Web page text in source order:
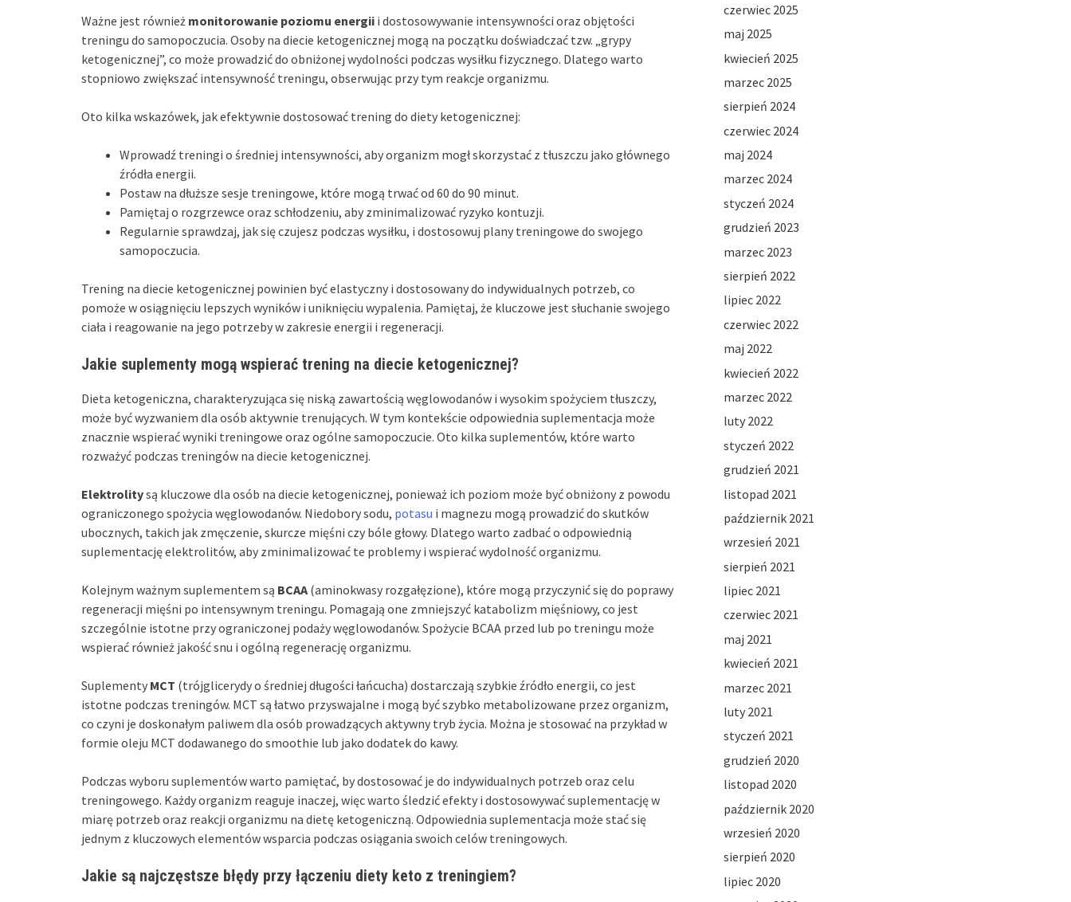
Ważne jest również monitorowanie poziomu energii i dostosowywanie intensywności oraz objętości
treningu do samopoczucia. Osoby na diecie ketogenicznej mogą na początku doświadczać tzw. „grypy
ketogenicznej”, co może prowadzić do obniżonej wydolności podczas wysiłku fizycznego. Dlatego warto
stopniowo zwiększać intensywność treningu, obserwując przy tym reakcje organizmu.
Oto kilka wskazówek, jak efektywnie dostosować trening do diety ketogenicznej:
Wprowadź treningi o średniej intensywności, aby organizm mogł skorzystać z tłuszczu jako głównego
źródła energii.
Postaw na dłuższe sesje treningowe, które mogą trwać od 60 do 90 minut.
Pamiętaj o rozgrzewce oraz schłodzeniu, aby zminimalizować ryzyko kontuzji.
Regularnie sprawdzaj, jak się czujesz podczas wysiłku, i dostosowuj plany treningowe do swojego
samopoczucia.
Trening na diecie ketogenicznej powinien być elastyczny i dostosowany do indywidualnych potrzeb, co
pomoże w osiągnięciu lepszych wyników i uniknięciu wypalenia. Pamiętaj, że kluczowe jest słuchanie swojego
ciała i reagowanie na jego potrzeby w zakresie energii i regeneracji.
Jakie suplementy mogą wspierać trening na diecie ketogenicznej?
Dieta ketogeniczna, charakteryzująca się niską zawartością węglowodanów i wysokim spożyciem tłuszczy,
może być wyzwaniem dla osób aktywnie trenujących. W tym kontekście odpowiednia suplementacja może
znacznie wspierać wyniki treningowe oraz ogólne samopoczucie. Oto kilka suplementów, które warto
rozważyć podczas treningów na diecie ketogenicznej.
Elektrolitysą kluczowe dla osób na diecie ketogenicznej, ponieważ ich poziom może być obniżony z powodu
ograniczonego spożycia węglowodanów. Niedobory sodu, potasu i magnezu mogą prowadzić do skutków
ubocznych, takich jak zmęczenie, skurcze mięśni czy bóle głowy. Dlatego warto zadbać o odpowiednią
suplementację elektrolitów, aby zminimalizować te problemy i wspierać wydolność organizmu.
Kolejnym ważnym suplementem są BCAA (aminokwasy rozgałęzione), które mogą przyczynić się do poprawy
regeneracji mięśni po intensywnym treningu. Pomagają one zmniejszyć katabolizm mięśniowy, co jest
szczególnie istotne przy ograniczonej podaży węglowodanów. Spożycie BCAA przed lub po treningu może
wspierać również jakość snu i ogólną regenerację organizmu.
Suplementy MCT (trójglicerydy o średniej długości łańcucha) dostarczają szybkie źródło energii, co jest
istotne podczas treningów. MCT są łatwo przyswajalne i mogą być szybko metabolizowane przez organizm,
co czyni je doskonałym paliwem dla osób prowadzących aktywny tryb życia. Można je stosować na przykład w
formie oleju MCT dodawanego do smoothie lub jako dodatek do kawy.
Podczas wyboru suplementów warto pamiętać, by dostosować je do indywidualnych potrzeb oraz celu
treningowego. Każdy organizm reaguje inaczej, więc warto śledzić efekty i dostosowywać suplementację w
miarę potrzeb oraz reakcji organizmu na dietę ketogeniczną. Odpowiednia suplementacja może stać się
jednym z kluczowych elementów wsparcia podczas osiągania swoich celów treningowych.
Jakie są najczęstsze błędy przy łączeniu diety keto z treningiem?
czerwiec 2025
maj 2025
kwiecień 2025
marzec 2025
sierpień 2024
czerwiec 2024
maj 2024
marzec 2024
styczeń 2024
grudzień 2023
marzec 2023
sierpień 2022
lipiec 2022
czerwiec 2022
maj 2022
kwiecień 2022
marzec 2022
luty 2022
styczeń 2022
grudzień 2021
listopad 2021
październik 2021
wrzesień 2021
sierpień 2021
lipiec 2021
czerwiec 2021
maj 2021
kwiecień 2021
marzec 2021
luty 2021
styczeń 2021
grudzień 2020
listopad 2020
październik 2020
wrzesień 2020
sierpień 2020
lipiec 2020